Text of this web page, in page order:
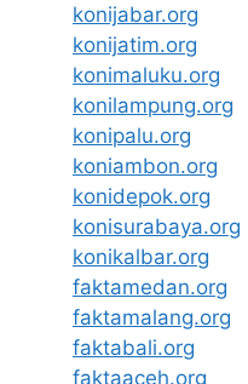
konijabar.org
konijatim.org
konimaluku.org
konilampung.org
konipalu.org
koniambon.org
konidepok.org
konisurabaya.org
konikalbar.org
faktamedan.org
faktamalang.org
faktabali.org
faktaaceh.org